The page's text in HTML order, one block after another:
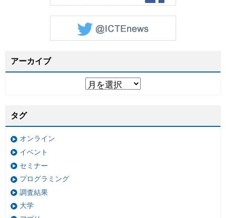
アーカイブ
タグ
オンライン
イベント
セミナー
プログラミング
調査結果
大学